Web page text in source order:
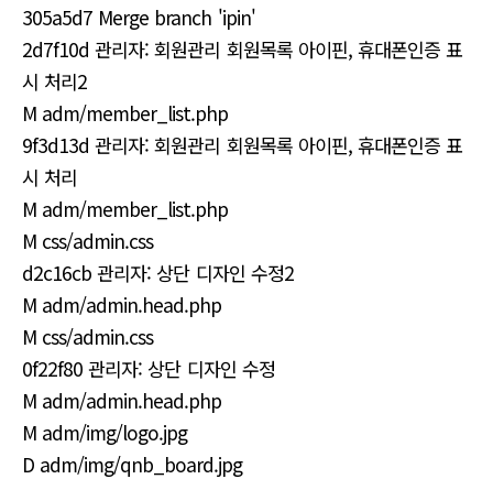
305a5d7 Merge branch 'ipin'
2d7f10d 관리자: 회원관리 회원목록 아이핀, 휴대폰인증 표
시 처리2
M adm/member_list.php
9f3d13d 관리자: 회원관리 회원목록 아이핀, 휴대폰인증 표
시 처리
M adm/member_list.php
M css/admin.css
d2c16cb 관리자: 상단 디자인 수정2
M adm/admin.head.php
M css/admin.css
0f22f80 관리자: 상단 디자인 수정
M adm/admin.head.php
M adm/img/logo.jpg
D adm/img/qnb_board.jpg